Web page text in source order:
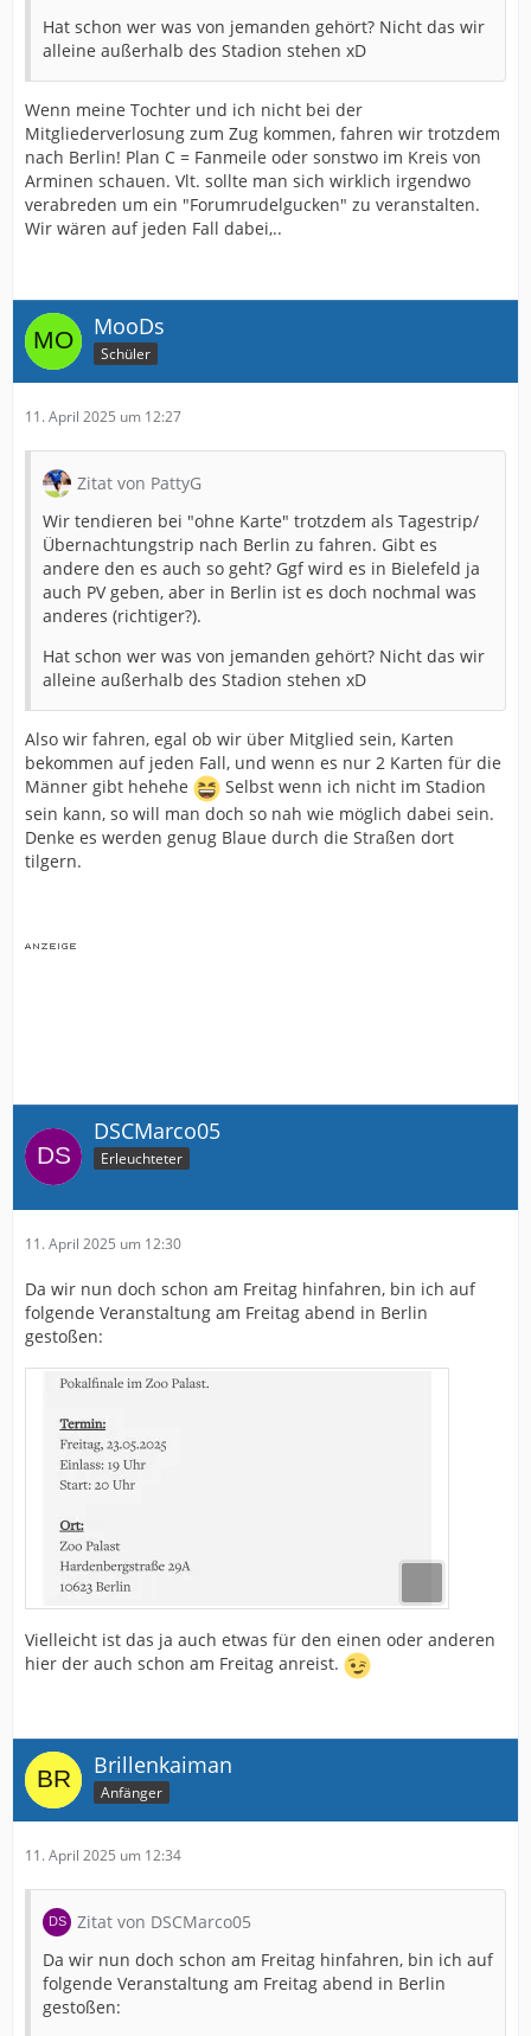
Hat schon wer was von jemanden gehört? Nicht das wir
alleine außerhalb des Stadion stehen xD
Wenn meine Tochter und ich nicht bei der
Mitgliederverlosung zum Zug kommen, fahren wir trotzdem
nach Berlin! Plan C = Fanmeile oder sonstwo im Kreis von
Arminen schauen. Vlt. sollte man sich wirklich irgendwo
verabreden um ein "Forumrudelgucken" zu veranstalten.
Wir wären auf jeden Fall dabei,..
MooDs
Schüler
11. April 2025 um 12:27
Zitat von PattyG
Wir tendieren bei "ohne Karte" trotzdem als Tagestrip/
Übernachtungstrip nach Berlin zu fahren. Gibt es
andere den es auch so geht? Ggf wird es in Bielefeld ja
auch PV geben, aber in Berlin ist es doch nochmal was
anderes (richtiger?).
Hat schon wer was von jemanden gehört? Nicht das wir
alleine außerhalb des Stadion stehen xD
Also wir fahren, egal ob wir über Mitglied sein, Karten
bekommen auf jeden Fall, und wenn es nur 2 Karten für die
Männer gibt hehehe
Selbst wenn ich nicht im Stadion
sein kann, so will man doch so nah wie möglich dabei sein.
Denke es werden genug Blaue durch die Straßen dort
tilgern.
DSCMarco05
Erleuchteter
11. April 2025 um 12:30
Da wir nun doch schon am Freitag hinfahren, bin ich auf
folgende Veranstaltung am Freitag abend in Berlin
gestoßen:
Vielleicht ist das ja auch etwas für den einen oder anderen
hier der auch schon am Freitag anreist.
Brillenkaiman
Anfänger
11. April 2025 um 12:34
Zitat von DSCMarco05
Da wir nun doch schon am Freitag hinfahren, bin ich auf
folgende Veranstaltung am Freitag abend in Berlin
gestoßen: